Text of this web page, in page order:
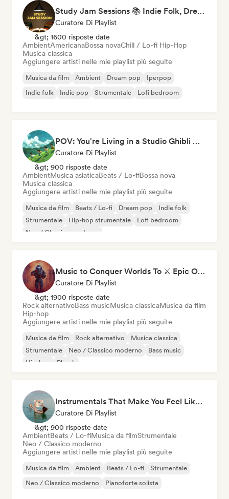
Study Jam Sessions 📚 Indie Folk, Dream Pop & Singer-Songwriter
Curatore Di Playlist
&gt; 1600 risposte date
AmbientAmericanaBossa novaChill / Lo-fi Hip-Hop
Musica classica
Aggiungere artisti nelle mie playlist più seguite
Musica da film Ambient Dream pop
Iperpop
Indie folk
Indie pop Strumentale Lofi bedroom
POV: You're Living in a Studio Ghibli Movie 🌱 Neo-Classical Piano & Dream Pop
Curatore Di Playlist
&gt; 900 risposte date
AmbientMusica asiaticaBeats / Lo-fiBossa nova
Musica classica
Aggiungere artisti nelle mie playlist più seguite
Musica da film Beats / Lo-fi Dream pop
Indie folk
Strumentale
Hip-hop strumentale
Lofi bedroom
Neo / Classico moderno
Music to Conquer Worlds To ⚔️ Epic Orchestral, Cinematic & Trailer Music
Curatore Di Playlist
&gt; 1900 risposte date
Rock alternativoBass musicMusica classicaMusica da film
Hip-hop
Aggiungere artisti nelle mie playlist più seguite
Musica da film Rock alternativo
Musica classica
Strumentale
Neo / Classico moderno
Bass music
Hip-hop
Phonk
Instrumentals That Make You Feel Like Floating
Curatore Di Playlist
&gt; 900 risposte date
AmbientBeats / Lo-fiMusica da filmStrumentale
Neo / Classico moderno
Aggiungere artisti nelle mie playlist più seguite
Musica da film Ambient Beats / Lo-fi
Strumentale
Neo / Classico moderno
Pianoforte solista